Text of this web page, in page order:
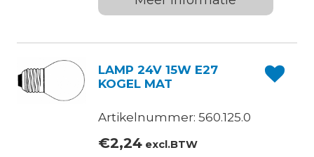
LAMP 24V 15W E27
KOGEL MAT
Artikelnummer: 560.125.0
€2,24excl.BTW